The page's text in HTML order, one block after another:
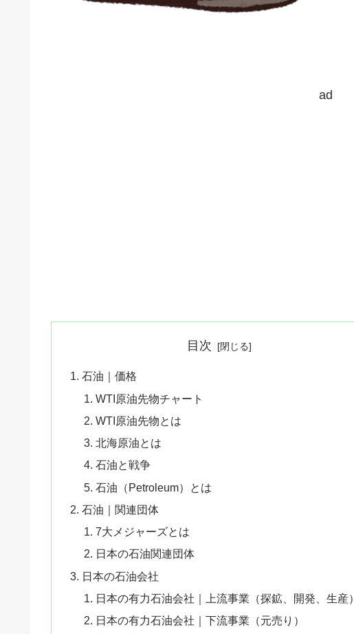
ad
目次
石油｜価格
WTI原油先物チャート
WTI原油先物とは
北海原油とは
石油と戦争
石油（Petroleum）とは
石油｜関連団体
7大メジャーズとは
日本の石油関連団体
日本の石油会社
日本の有力石油会社｜上流事業（探鉱、開発、生産）
日本の有力石油会社｜下流事業（元売り）